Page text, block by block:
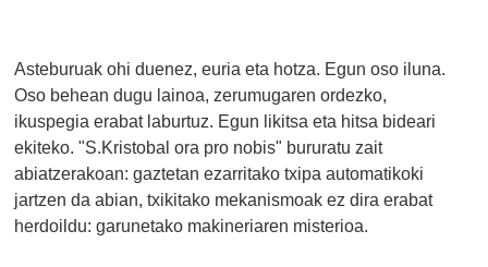
Asteburuak ohi duenez, euria eta hotza. Egun oso iluna.
Oso behean dugu lainoa, zerumugaren ordezko,
ikuspegia erabat laburtuz. Egun likitsa eta hitsa bideari
ekiteko. "S.Kristobal ora pro nobis" bururatu zait
abiatzerakoan: gaztetan ezarritako txipa automatikoki
jartzen da abian, txikitako mekanismoak ez dira erabat
herdoildu: garunetako makineriaren misterioa.